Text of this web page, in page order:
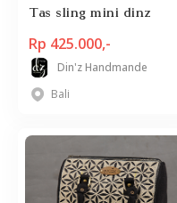
Tas sling mini dinz
Rp 425.000,-
Din'z Handmande
Bali